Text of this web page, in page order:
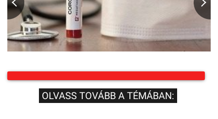
OLVASS TOVÁBB A TÉMÁBAN: